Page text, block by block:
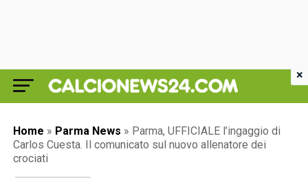
Home » Parma News » Parma, UFFICIALE l’ingaggio di
Carlos Cuesta. Il comunicato sul nuovo allenatore dei
crociati
×